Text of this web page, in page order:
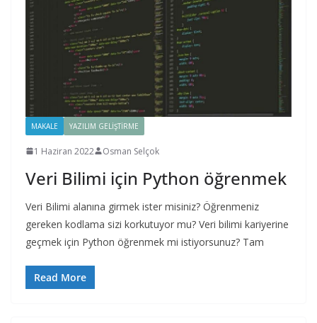
MAKALE YAZILIM GELIŞTIRME
1 Haziran 2022 Osman Selçok
Veri Bilimi için Python öğrenmek
Veri Bilimi alanına girmek ister misiniz? Öğrenmeniz
gereken kodlama sizi korkutuyor mu? Veri bilimi kariyerine
geçmek için Python öğrenmek mi istiyorsunuz? Tam
Read More